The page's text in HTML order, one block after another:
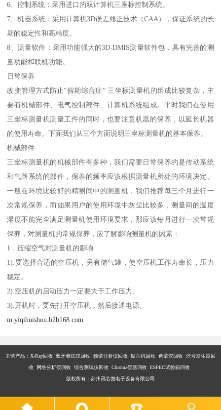
6、控制系统：采用进口的双计算机三座标控制系统。
7、机器系统：采用计算机3D误差修正技术（CAA），保证系统的长
期的稳定性和高精度。
8、测量软件：采用功能强大的3D-DMIS测量软件包，具有完善的测
量功能和联机功能。
日常保养
改变管理方式防止”假期综合症” 三坐标测量机的组成比较复杂，主
要有机械部件、电气控制部件、计算机系统组成。平时我们在使用
三坐标测量机测量工件的同时，也要注意机器的保养，以延长机器
的使用寿命。下面我们从三个方面说明三坐标测量机的基本保养。
机械部件
三坐标测量机的机械部件有多种，我们需要日常保养的是传动系统
和气路系统的部件，保养的频率应该根据测量机所处的环境决定。
一般在环境比较好的精测间中的测量机，我们推荐每三个月进行一
次常规保养，而如果用户的使用环境中灰尘比较多，测量间的温度
湿度不能完全满足测量机使用环境要求，那应该每月进行一次常规
保养，对测量机的常规保养，应了解影响测量机的因素：
1．压缩空气对测量机的影响
1).要选择合适的空压机，另有储气罐，使空压机工作寿命长，压力
稳定。
2).空压机的启动压力一定要大于工作压力。
3).开机时，要先打开空压机，然后接通电源。
m.yiqihuishou.b2b168.com
主营产品：X-Ray回收 蓝牙测试仪回收 频谱分析仪回收 贴片机回收 色谱仪回收 信号发生器回
收 网络分析仪回收 综合测试仪回收 Chroma仪器回收 ESPEC试验箱回收
版权所有：苏州讯芯微电子设备有限公司